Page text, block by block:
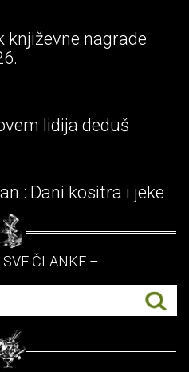
književne nagrade
lidija deduš
: Dani kositra i jeke
ČLANKE –